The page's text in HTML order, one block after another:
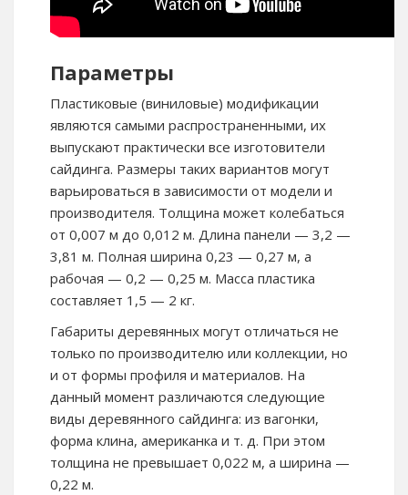
Параметры
Пластиковые (виниловые) модификации
являются самыми распространенными, их
выпускают практически все изготовители
сайдинга. Размеры таких вариантов могут
варьироваться в зависимости от модели и
производителя. Толщина может колебаться
от 0,007 м до 0,012 м. Длина панели — 3,2 —
3,81 м. Полная ширина 0,23 — 0,27 м, а
рабочая — 0,2 — 0,25 м. Масса пластика
составляет 1,5 — 2 кг.
Габариты деревянных могут отличаться не
только по производителю или коллекции, но
и от формы профиля и материалов. На
данный момент различаются следующие
виды деревянного сайдинга: из вагонки,
форма клина, американка и т. д. При этом
толщина не превышает 0,022 м, а ширина —
0,22 м.